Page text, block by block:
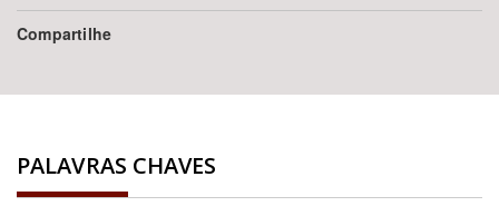
Compartilhe
PALAVRAS CHAVES